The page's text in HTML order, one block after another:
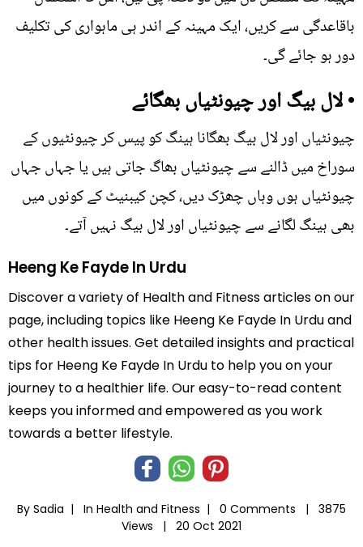
باقاعدگی سے کریں، ایک مہینہ کے اندر ہی ماہواری کی تکلیف
دور ہو جائے گی۔
• لال بیگ اور چیونٹیاں بھگائے
چیونٹیاں اور لال بیگ بھگانا ہینگ کو پیس کر چیونٹیوں کے
سوراخ میں ڈالنے سے چیونٹیاں بھاگ جاتی ہیں یا جہاں جہاں
چیونٹیاں ہوں وہاں چھڑک دیں، کچن کیبنیٹ کے کونوں میں
بھی ہینگ لگانے سے چیونٹیاں اور لال بیگ نہیں آتے۔
Heeng Ke Fayde In Urdu
Discover a variety of Health and Fitness articles on our
page, including topics like Heeng Ke Fayde In Urdu and
other health issues. Get detailed insights and practical
tips for Heeng Ke Fayde In Urdu to help you on your
journey to a healthier life. Our easy-to-read content
keeps you informed and empowered as you work
towards a better lifestyle.
By Sadia | In Health and Fitness | 0 Comments |
3875
Views |
20 Oct 2021